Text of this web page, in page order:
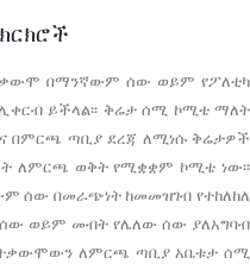
በማንኛውም ሰው ወይም የፖለቲካ
ይችላል፡፡ ቅሬታ ሰሚ ኮሚቴ ማለት
በምርጫ ጣቢያ ደረጃ ለሚነሱ ቅሬታዎች
ለምርጫ ወቅት የሚቋቋም ኮሚቴ ነው፡፡
ሰው በመራጭነት ከመመዝገብ የተከለከለ
ወይም መብት የሌለው ሰው ያለአግባብ
ለምርጫ ጣቢያ አቤቱታ ሰሚ